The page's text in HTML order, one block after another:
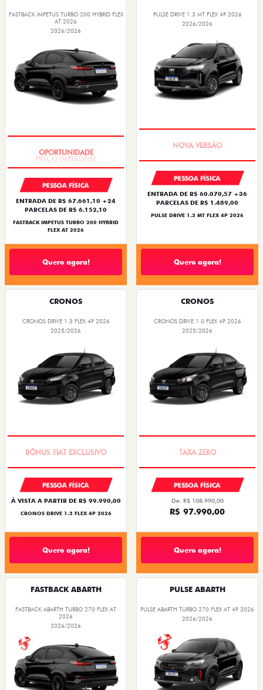
FASTBACK IMPETUS TURBO 200 HYBRID FLEX
AT 2026
2026/2026
PESSOA FÍSICA
ENTRADA DE R$ 67.661,10 +24
PARCELAS DE R$ 6.152,10
FASTBACK IMPETUS TURBO 200 HYBRID
FLEX AT 2026
Quero agora!
PULSE DRIVE 1.3 MT FLEX 4P 2026
2026/2026
PESSOA FÍSICA
ENTRADA DE R$ 60.070,57 +36
PARCELAS DE R$ 1.489,00
PULSE DRIVE 1.3 MT FLEX 4P 2026
Quero agora!
CRONOS
CRONOS DRIVE 1.3 FLEX 4P 2026
2025/2026
PESSOA FÍSICA
À VISTA A PARTIR DE R$ 99.990,00
CRONOS DRIVE 1.3 FLEX 4P 2026
Quero agora!
CRONOS
CRONOS DRIVE 1.0 FLEX 4P 2026
2025/2026
PESSOA FÍSICA
De: R$ 108.990,00
R$ 97.990,00
Quero agora!
FASTBACK ABARTH
FASTBACK ABARTH TURBO 270 FLEX AT
2026
2026/2026
PULSE ABARTH
PULSE ABARTH TURBO 270 FLEX AT 4P 2026
2026/2026